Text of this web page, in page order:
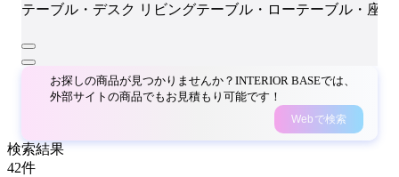
テーブル・デスク リビングテーブル・ローテーブル・座卓
お探しの商品が見つかりませんか？INTERIOR BASEでは、
外部サイトの商品でもお見積もり可能です！
Webで検索
検索結果
42件